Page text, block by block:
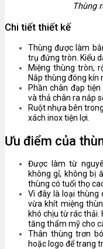
Thùng
Chi tiết thiết kế
Thùng được làm
trụ đứng tròn. Kiểu
Miệng thùng tròn,
Nắp thùng đóng kín
Phần chân đạp
và thả chân ra nắp
Ruột nhựa bên
xách inox tiện lợi.
Ưu điểm của
Được làm từ
không gỉ, không bị
thùng có tuổi thọ
Vì đây là loại thùng
vừa khít miệng
khó chịu từ rác thải.
tăng thẩm mỹ cho
Thân thùng trơn
hoặc logo để trang